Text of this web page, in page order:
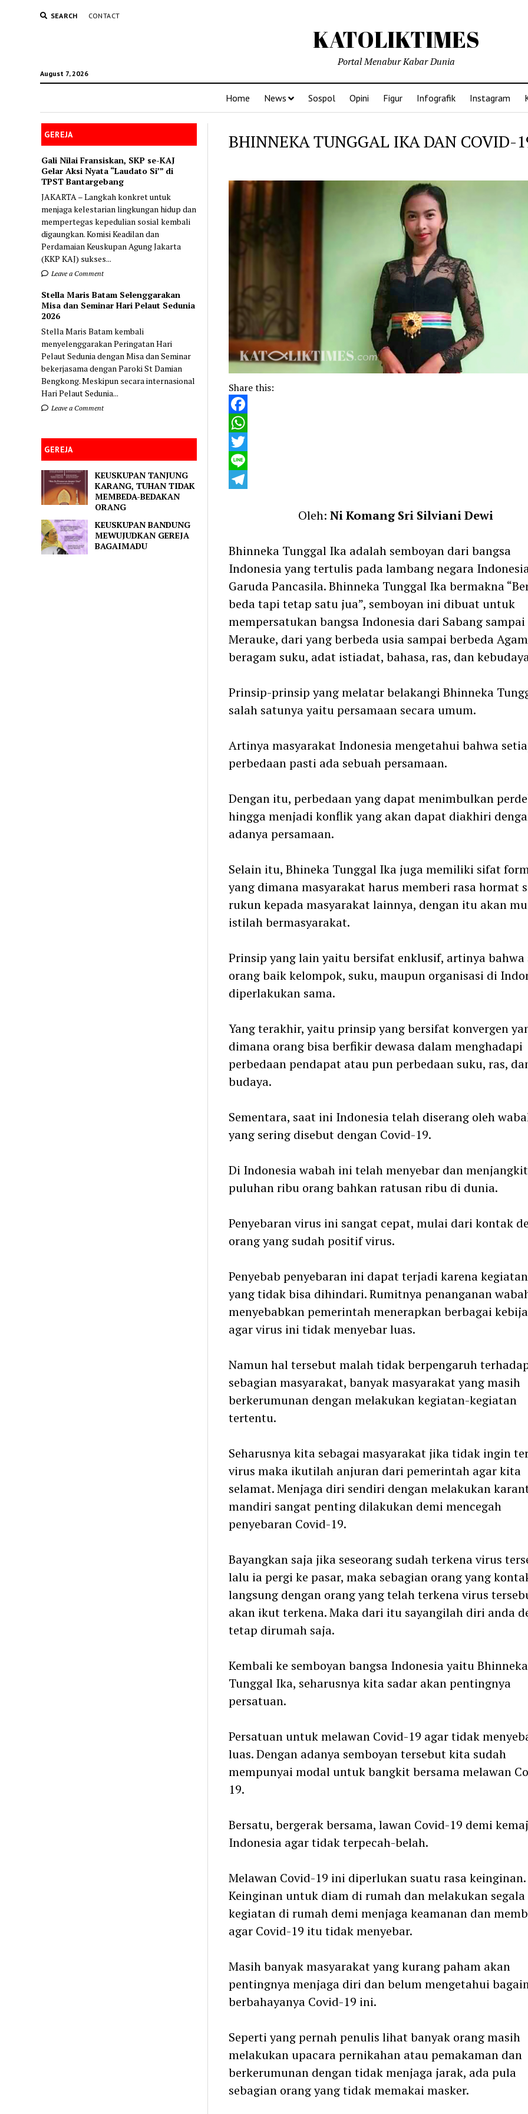
SEARCH CONTACT
KATOLIKTIMES
August 7, 2026
Portal Menabur Kabar Dunia
Home News Sospol Opini Figur Infografik Instagram
GEREJA
Gali Nilai Fransiskan, SKP se-KAJ
Gelar Aksi Nyata “Laudato Si’” di
TPST Bantargebang
JAKARTA – Langkah konkret untuk
menjaga kelestarian lingkungan hidup dan
mempertegas kepedulian sosial kembali
digaungkan. Komisi Keadilan dan
Perdamaian Keuskupan Agung Jakarta
(KKP KAJ) sukses...
Leave a Comment
Stella Maris Batam Selenggarakan
Misa dan Seminar Hari Pelaut Sedunia
2026
Stella Maris Batam kembali
menyelenggarakan Peringatan Hari
Pelaut Sedunia dengan Misa dan Seminar
bekerjasama dengan Paroki St Damian
Bengkong. Meskipun secara internasional
Hari Pelaut Sedunia...
Leave a Comment
GEREJA
KEUSKUPAN TANJUNG
KARANG, TUHAN TIDAK
MEMBEDA-BEDAKAN
ORANG
KEUSKUPAN BANDUNG
MEWUJUDKAN GEREJA
BAGAIMADU
BHINNEKA TUNGGAL IKA DAN COVID-
Share this:
Facebook
WhatsApp
Twitter
Line
Oleh:Ni Komang Sri Silviani Dewi
Bhinneka Tunggal Ika adalah semboyan dari bangsa
Indonesia yang tertulis pada lambang negara
Garuda Pancasila. Bhinneka Tunggal Ika bermakna
beda tapi tetap satu jua”, semboyan ini dibuat untuk
mempersatukan bangsa Indonesia dari Sabang sampai
Merauke, dari yang berbeda usia sampai berbeda
beragam suku, adat istiadat, bahasa, ras, dan
Prinsip-prinsip yang melatar belakangi Bhinneka
salah satunya yaitu persamaan secara umum.
Artinya masyarakat Indonesia mengetahui bahwa
perbedaan pasti ada sebuah persamaan.
Dengan itu, perbedaan yang dapat menimbulkan
hingga menjadi konflik yang akan dapat diakhiri
adanya persamaan.
Selain itu, Bhineka Tunggal Ika juga memiliki sifat
yang dimana masyarakat harus memberi rasa hormat
rukun kepada masyarakat lainnya, dengan itu akan
istilah bermasyarakat.
Prinsip yang lain yaitu bersifat enklusif, artinya bahwa
orang baik kelompok, suku, maupun organisasi di
diperlakukan sama.
Yang terakhir, yaitu prinsip yang bersifat konvergen
dimana orang bisa berfikir dewasa dalam menghadapi
perbedaan pendapat atau pun perbedaan suku, ras,
budaya.
Sementara, saat ini Indonesia telah diserang oleh
yang sering disebut dengan Covid-19.
Di Indonesia wabah ini telah menyebar dan
puluhan ribu orang bahkan ratusan ribu di dunia.
Penyebaran virus ini sangat cepat, mulai dari kontak
orang yang sudah positif virus.
Penyebab penyebaran ini dapat terjadi karena
yang tidak bisa dihindari. Rumitnya penanganan
menyebabkan pemerintah menerapkan berbagai
agar virus ini tidak menyebar luas.
Namun hal tersebut malah tidak berpengaruh
sebagian masyarakat, banyak masyarakat yang masih
berkerumunan dengan melakukan kegiatan-kegiatan
tertentu.
Seharusnya kita sebagai masyarakat jika tidak ingin
virus maka ikutilah anjuran dari pemerintah agar kita
selamat. Menjaga diri sendiri dengan melakukan
mandiri sangat penting dilakukan demi mencegah
penyebaran Covid-19.
Bayangkan saja jika seseorang sudah terkena virus
lalu ia pergi ke pasar, maka sebagian orang yang
langsung dengan orang yang telah terkena virus
akan ikut terkena. Maka dari itu sayangilah diri anda
tetap dirumah saja.
Kembali ke semboyan bangsa Indonesia yaitu Bhinneka
Tunggal Ika, seharusnya kita sadar akan pentingnya
persatuan.
Persatuan untuk melawan Covid-19 agar tidak
luas. Dengan adanya semboyan tersebut kita sudah
mempunyai modal untuk bangkit bersama melawan
19.
Bersatu, bergerak bersama, lawan Covid-19 demi
Indonesia agar tidak terpecah-belah.
Melawan Covid-19 ini diperlukan suatu rasa keinginan.
Keinginan untuk diam di rumah dan melakukan segala
kegiatan di rumah demi menjaga keamanan dan
agar Covid-19 itu tidak menyebar.
Masih banyak masyarakat yang kurang paham akan
pentingnya menjaga diri dan belum mengetahui
berbahayanya Covid-19 ini.
Seperti yang pernah penulis lihat banyak orang masih
melakukan upacara pernikahan atau pemakaman dan
berkerumunan dengan tidak menjaga jarak, ada pula
sebagian orang yang tidak memakai masker.